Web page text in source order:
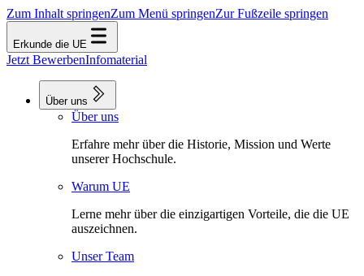
Zum Inhalt springenZum Menü springenZur Fußzeile springen
Erkunde die UE
Jetzt BewerbenInfomaterial
Über uns
Über uns
Erfahre mehr über die Historie, Mission und Werte
unserer Hochschule.
Warum UE
Lerne mehr über die einzigartigen Vorteile, die die UE
auszeichnen.
Unser Team